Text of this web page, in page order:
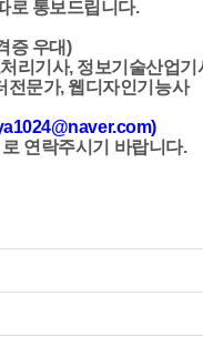
로 통보드립니다.
증 우대)
리기사, 정보기술산업기
전문가, 웹디자인기능사
)
연락주시기 바랍니다.